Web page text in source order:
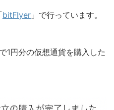
bitFlyer 」で行っています。
1円分の仮想通貨を購入した